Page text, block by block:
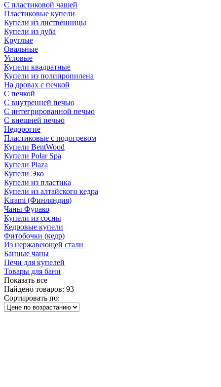
С пластиковой чашей
Пластиковые купели
Купели из лиственницы
Купели из дуба
Круглые
Овальные
Угловые
Купели квадратные
Купели из полипропилена
На дровах с печкой
С печкой
С внутренней печью
С интегрированной печью
С внешней печью
Недорогие
Пластиковые с подогревом
Купели BentWood
Купели Polar Spa
Купели Plaza
Купели Эко
Купели из пластика
Купели из алтайского кедра
Kirami (Финляндия)
Чаны Фурако
Купели из сосны
Кедровые купели
Фитобочки (кедр)
Из нержавеющей стали
Банные чаны
Печи для купелей
Товары для бани
Показать все
Найдено товаров: 93
Сортировать по: